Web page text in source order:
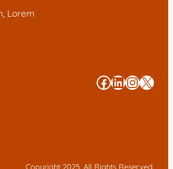
Lorem
# # # #
Copyright 2025. All Rights Reserved.